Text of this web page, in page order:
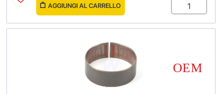
AGGIUNGI AL CARRELLO